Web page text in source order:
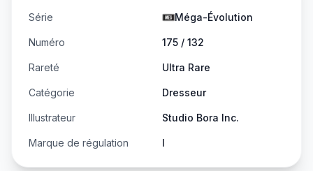
Série Méga-Évolution
Numéro 175 / 132
Rareté Ultra Rare
Catégorie Dresseur
Illustrateur Studio Bora Inc.
Marque de régulation I